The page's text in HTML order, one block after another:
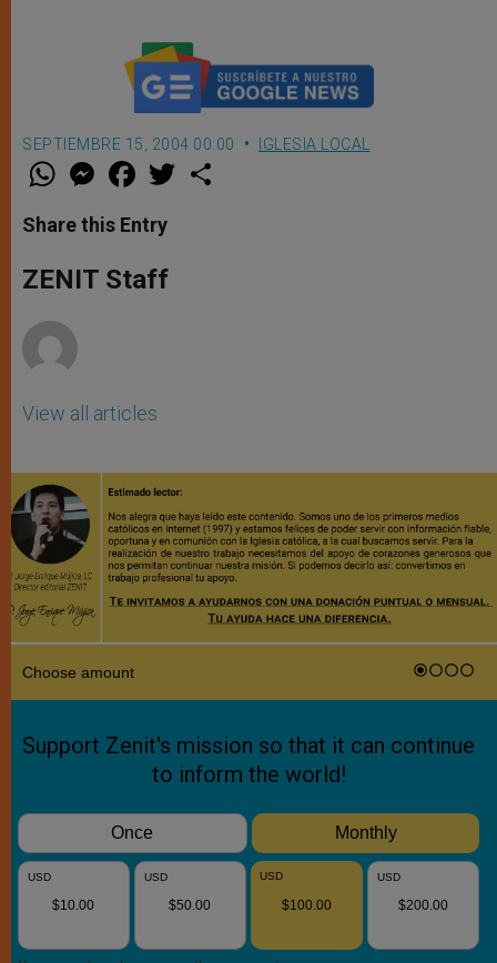
SEPTIEMBRE 15, 2004 00:00 IGLESIA LOCAL
W
t
s
p
p
M
e
s
e
g
e
F
a
e
b
o
k
w
Share this Entry
ZENIT Staff
View all articles